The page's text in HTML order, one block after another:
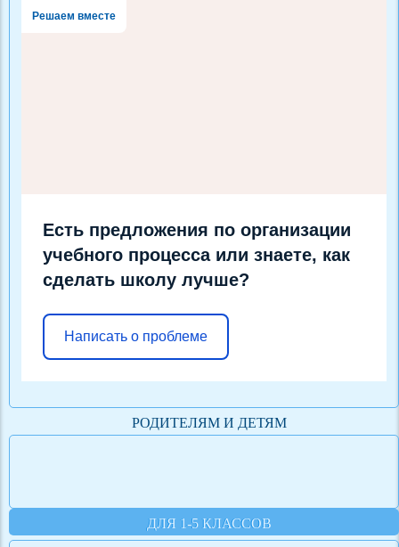
Решаем вместе
Есть предложения по организации
учебного процесса или знаете, как
сделать школу лучше?
Написать о проблеме
РОДИТЕЛЯМ И ДЕТЯМ
ДЛЯ 1-5 КЛАССОВ